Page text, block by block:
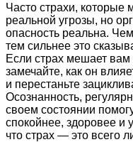
Часто страхи,
реальной угрозы, но
опасность реальна.
тем сильнее это
Если страх мешает вам
замечайте, как он
и перестаньте
Осознанность,
своем состоянии
спокойнее, здоровее и
что страх — это всего